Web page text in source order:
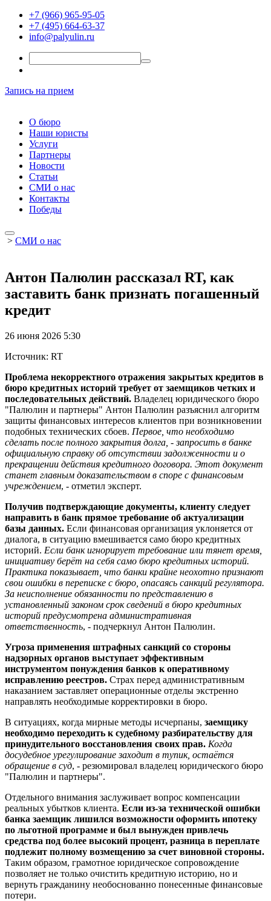
+7 (966) 965-95-05
+7 (495) 664-63-37
info@palyulin.ru
Запись на прием
О бюро
Наши юристы
Услуги
Партнеры
Новости
Статьи
СМИ о нас
Контакты
Победы
> СМИ о нас
Антон Палюлин рассказал RT, как
заставить банк признать погашенный
кредит
26 июня 2026 5:30
Источник: RT
Проблема некорректного отражения закрытых кредитов в
бюро кредитных историй требует от заемщиков четких и
последовательных действий. Владелец юридического бюро
"Палюлин и партнеры" Антон Палюлин разъяснил алгоритм
защиты финансовых интересов клиентов при возникновении
подобных технических сбоев. Первое, что необходимо
сделать после полного закрытия долга, - запросить в банке
официальную справку об отсутствии задолженности и о
прекращении действия кредитного договора. Этот документ
станет главным доказательством в споре с финансовым
учреждением, - отметил эксперт.
Получив подтверждающие документы, клиенту следует
направить в банк прямое требование об актуализации
базы данных. Если финансовая организация уклоняется от
диалога, в ситуацию вмешивается само бюро кредитных
историй. Если банк игнорирует требование или тянет время,
инициативу берёт на себя само бюро кредитных историй.
Практика показывает, что банки крайне неохотно признают
свои ошибки в переписке с бюро, опасаясь санкций регулятора.
За неисполнение обязанности по представлению в
установленный законом срок сведений в бюро кредитных
историй предусмотрена административная
ответственность, - подчеркнул Антон Палюлин.
Угроза применения штрафных санкций со стороны
надзорных органов выступает эффективным
инструментом понуждения банков к оперативному
исправлению реестров. Страх перед административным
наказанием заставляет операционные отделы экстренно
направлять необходимые корректировки в бюро.
В ситуациях, когда мирные методы исчерпаны, заемщику
необходимо переходить к судебному разбирательству для
принудительного восстановления своих прав. Когда
досудебное урегулирование заходит в тупик, остаётся
обращение в суд, - резюмировал владелец юридического бюро
"Палюлин и партнеры".
Отдельного внимания заслуживает вопрос компенсации
реальных убытков клиента. Если из-за технической ошибки
банка заемщик лишился возможности оформить ипотеку
по льготной программе и был вынужден привлечь
средства под более высокий процент, разница в переплате
подлежит полному возмещению за счет виновной стороны.
Таким образом, грамотное юридическое сопровождение
позволяет не только очистить кредитную историю, но и
вернуть гражданину необоснованно понесенные финансовые
потери.